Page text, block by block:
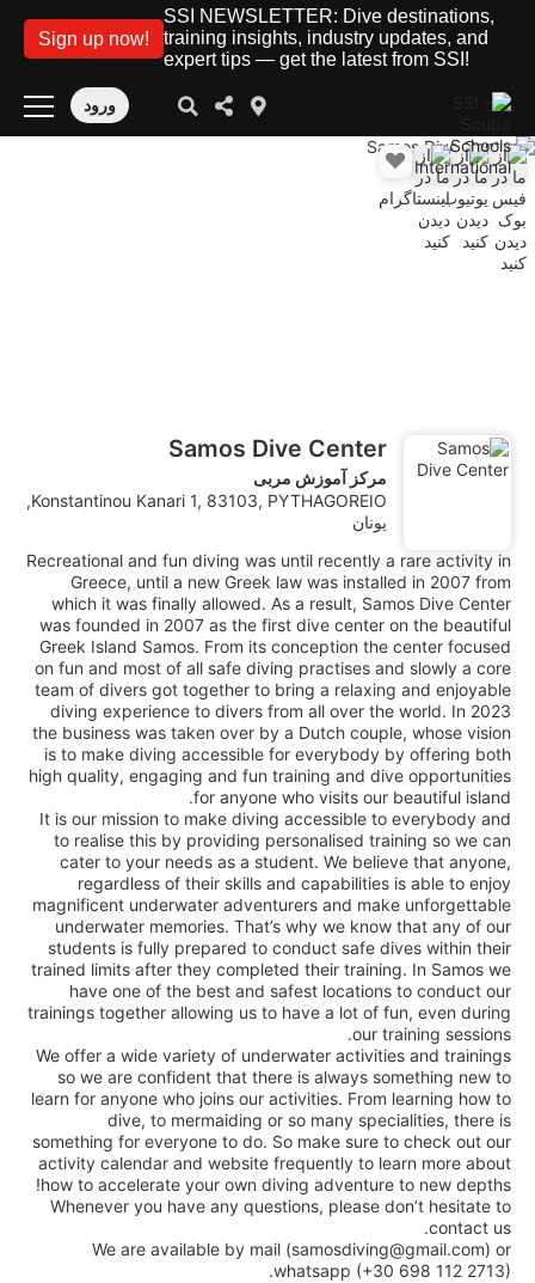
SSI NEWSLETTER: Dive destinations,
training insights, industry updates, and
expert tips — get the latest from SSI!
Sign up now!
ورود
Samos Dive Center
مرکز آموزش مربی
Konstantinou Kanari 1, 83103, PYTHAGOREIO,
یونان
Recreational and fun diving was until recently a rare activity in
Greece, until a new Greek law was installed in 2007 from
which it was finally allowed. As a result, Samos Dive Center
was founded in 2007 as the first dive center on the beautiful
Greek Island Samos. From its conception the center focused
on fun and most of all safe diving practises and slowly a core
team of divers got together to bring a relaxing and enjoyable
diving experience to divers from all over the world. In 2023
the business was taken over by a Dutch couple, whose vision
is to make diving accessible for everybody by offering both
high quality, engaging and fun training and dive opportunities
for anyone who visits our beautiful island.
It is our mission to make diving accessible to everybody and
to realise this by providing personalised training so we can
cater to your needs as a student. We believe that anyone,
regardless of their skills and capabilities is able to enjoy
magnificent underwater adventurers and make unforgettable
underwater memories. That’s why we know that any of our
students is fully prepared to conduct safe dives within their
trained limits after they completed their training. In Samos we
have one of the best and safest locations to conduct our
trainings together allowing us to have a lot of fun, even during
our training sessions.
We offer a wide variety of underwater activities and trainings
so we are confident that there is always something new to
learn for anyone who joins our activities. From learning how to
dive, to mermaiding or so many specialities, there is
something for everyone to do. So make sure to check out our
activity calendar and website frequently to learn more about
how to accelerate your own diving adventure to new depths!
Whenever you have any questions, please don’t hesitate to
contact us.
We are available by mail (samosdiving@gmail.com) or
whatsapp (+30 698 112 2713).